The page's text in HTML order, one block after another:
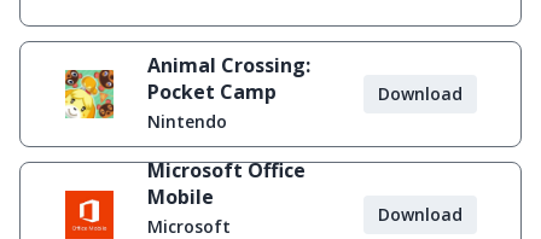
Animal Crossing:
Pocket Camp
Nintendo
Download
Microsoft Office
Mobile
Microsoft
Download